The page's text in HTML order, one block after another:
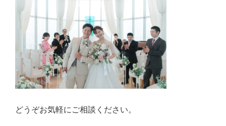
どうぞお気軽にご相談ください。